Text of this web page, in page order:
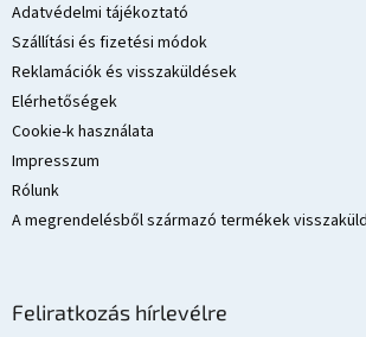
Adatvédelmi tájékoztató
Szállítási és fizetési módok
Reklamációk és visszaküldések
Elérhetőségek
Cookie-k használata
Impresszum
Rólunk
A megrendelésből származó termékek
Feliratkozás hírlevélre